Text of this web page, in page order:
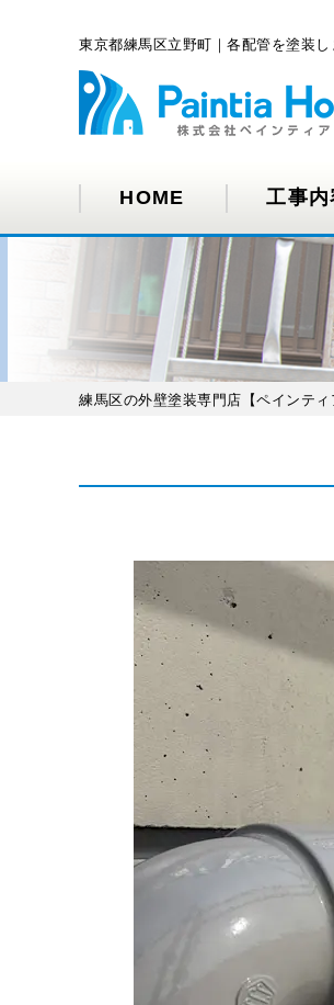
東京都練馬区立野町｜各配管を塗装
HOME 工事内
練馬区の外壁塗装専門店【ペインティ